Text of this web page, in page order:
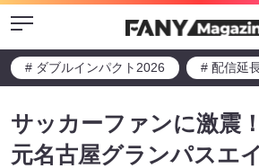
Menu
# ダブルインパクト2026 # 配信延
サッカーファンに激震
元名古屋グランパスエ